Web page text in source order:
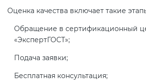
Оценка качества включает такие
Обращение в сертификационный
«ЭкспертГОСТ»;
Подача заявки;
Бесплатная консультация;